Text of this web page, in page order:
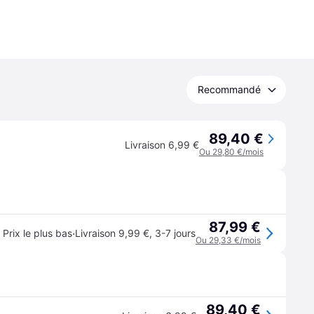
Recommandé
Livraison 6,99 € 89,40 €
Ou 29,80 €/mois
Prix le plus bas·Livraison 9,99 €, 3-7 jours 87,99 €
Ou 29,33 €/mois
89,40 €